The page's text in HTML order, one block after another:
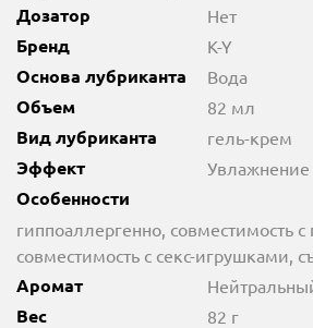
Дозатор Нет
Бренд K-Y
Основа лубриканта Вода
Объем 82 мл
Вид лубриканта гель-крем
Эффект Увлажнение
Особенности
гиппоаллергенно, совместимость
совместимость с секс-игрушками,
Аромат
Вес 82 г